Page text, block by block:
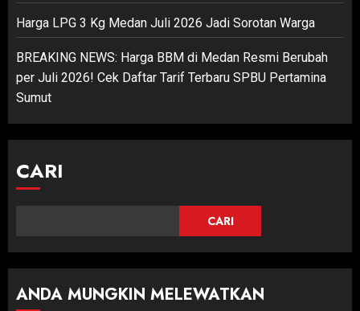
Harga LPG 3 Kg Medan Juli 2026 Jadi Sorotan Warga
BREAKING NEWS: Harga BBM di Medan Resmi Berubah
per Juli 2026! Cek Daftar Tarif Terbaru SPBU Pertamina
Sumut
CARI
CARI
ANDA MUNGKIN MELEWATKAN